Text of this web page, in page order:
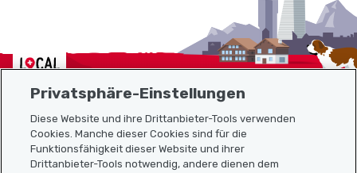
Localcities
Sitemap
Privatsphäre-Einstellungen
Diese Website und ihre Drittanbieter-Tools verwenden
Cookies. Manche dieser Cookies sind für die
Funktionsfähigkeit dieser Website und ihrer
Drittanbieter-Tools notwendig, andere dienen dem